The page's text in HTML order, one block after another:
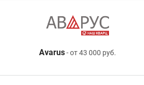
Avarus- от 43 000 руб.